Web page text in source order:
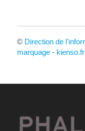
© Direction de
marquage- kienso.fr